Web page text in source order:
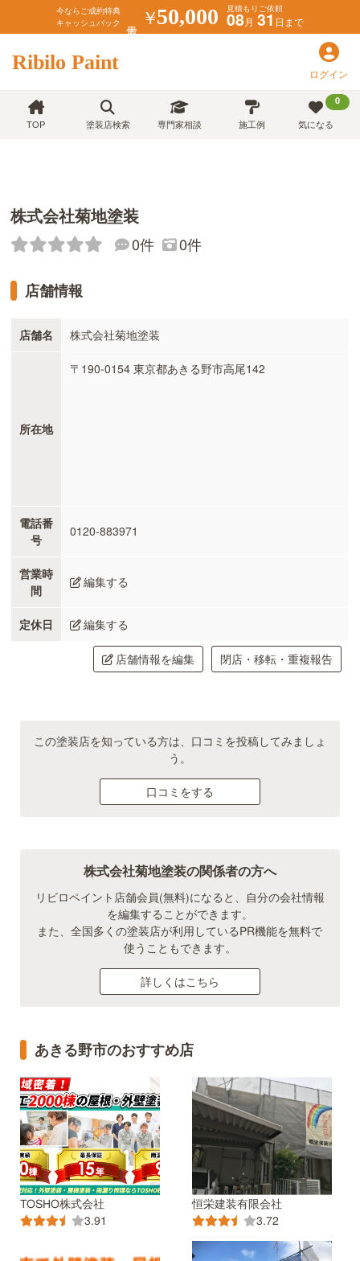
今ならご成約特典
キャッシュバック
￥50,000 見積もりご依頼
08月 31日まで
Ribilo Paint ログイン
TOP 塗装店検索 専門家相談 施工例
0
気になる
株式会社菊地塗装
0件 0件
店舗情報
店舗名 株式会社菊地塗装
所在地
〒190-0154 東京都あきる野市高尾142
電話番
号
0120-883971
営業時
間
編集する
定休日 編集する
店舗情報を編集 閉店・移転・重複報告
この塗装店を知っている方は、口コミを投稿してみましょ
う。
口コミをする
株式会社菊地塗装の関係者の方へ
リビロペイント店舗会員(無料)になると、自分の会社情報
を編集することができます。
また、全国多くの塗装店が利用しているPR機能を無料で
使うこともできます。
詳しくはこちら
あきる野市のおすすめ店
TOSHO株式会社
3.91
恒栄建装有限会社
3.72